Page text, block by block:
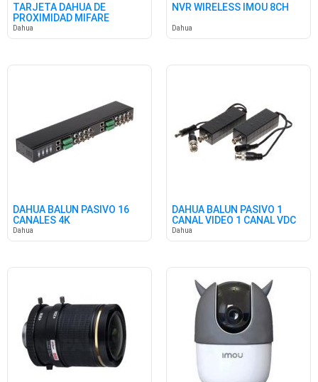
TARJETA DAHUA DE
PROXIMIDAD MIFARE
13.56MHZ
Dahua
NVR WIRELESS IMOU 8CH
Dahua
DAHUA BALUN PASIVO 16
CANALES 4K
Dahua
DAHUA BALUN PASIVO 1
CANAL VIDEO 1 CANAL VDC
POC
Dahua